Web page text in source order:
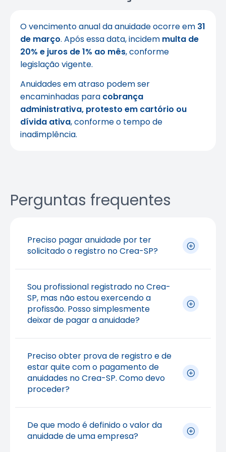
O vencimento anual da anuidade ocorre em 31
de março. Após essa data, incidem multa de
20% e juros de 1% ao mês, conforme
legislação vigente.
Anuidades em atraso podem ser
encaminhadas para cobrança
administrativa, protesto em cartório ou
dívida ativa, conforme o tempo de
inadimplência.
Perguntas frequentes
Preciso pagar anuidade por ter
solicitado o registro no Crea-SP?
O pagamento da anuidade está
regulamentado
pelas Leis 5194/66e12514/2011.
No ato da solicitação do registro, são
de carteira). A anuidade será cobrada, de
forma proporcional, após o deferimento do
registro, com valores previstos anualmente
pelaResolução 1066/2015
#registro
Sou profissional registrado no Crea-
SP, mas não estou exercendo a
profissão. Posso simplesmente
deixar de pagar a anuidade?
Não. O não pagamento da anuidade não
interrompe o registro e pode resultar em
cobrança administrativa, protesto e
inscrição em dívida ativa. Caso não exerça
ainterrupção do registro. A anuidade do
ano em que a interrupção for solicitada será
Preciso obter prova de registro e de
estar quite com o pagamento de
anuidades no Crea-SP. Como devo
proceder?
A Certidão deRegistro Profissional e
Quitaçãocomprova a regularidade do
De que modo é definido o valor da
anuidade de uma empresa?